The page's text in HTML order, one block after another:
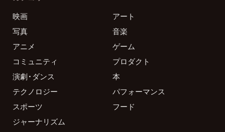
映画
アート
写真
音楽
アニメ
ゲーム
コミュニティ
プロダクト
演劇・ダンス
本
テクノロジー
パフォーマンス
スポーツ
フード
ジャーナリズム